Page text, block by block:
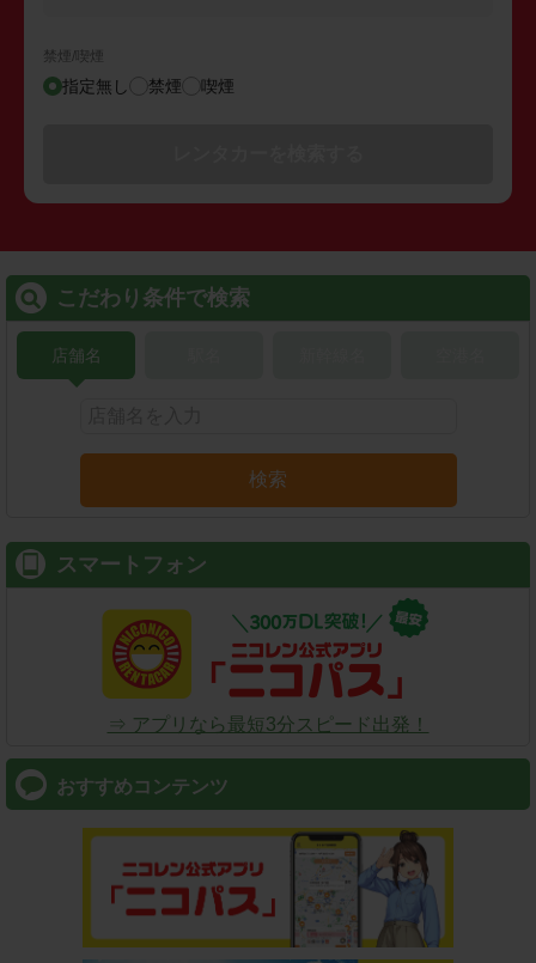
禁煙/喫煙
指定無し 禁煙 喫煙
こだわり条件で検索
店舗名
検索
スマートフォン
⇒ アプリなら最短3分スピード出発！
おすすめコンテンツ